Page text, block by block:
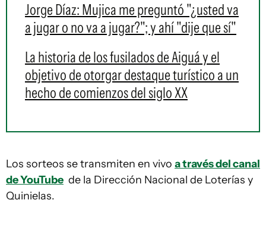
Jorge Díaz: Mujica me preguntó "¿usted va
a jugar o no va a jugar?"; y ahí "dije que sí"
La historia de los fusilados de Aiguá y el
objetivo de otorgar destaque turístico a un
hecho de comienzos del siglo XX
Los sorteos se transmiten en vivo a través del canal
de YouTube de la Dirección Nacional de Loterías y
Quinielas.